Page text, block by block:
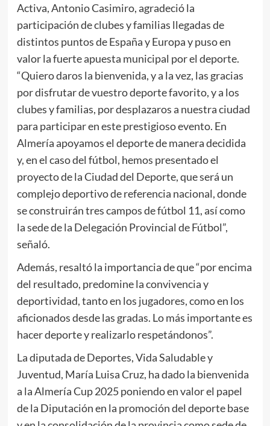
Activa, Antonio Casimiro, agradeció la
participación de clubes y familias llegadas de
distintos puntos de España y Europa y puso en
valor la fuerte apuesta municipal por el deporte.
“Quiero daros la bienvenida, y a la vez, las gracias
por disfrutar de vuestro deporte favorito, y a los
clubes y familias, por desplazaros a nuestra ciudad
para participar en este prestigioso evento. En
Almería apoyamos el deporte de manera decidida
y, en el caso del fútbol, hemos presentado el
proyecto de la Ciudad del Deporte, que será un
complejo deportivo de referencia nacional, donde
se construirán tres campos de fútbol 11, así como
la sede de la Delegación Provincial de Fútbol”,
señaló.
Además, resaltó la importancia de que “por encima
del resultado, predomine la convivencia y
deportividad, tanto en los jugadores, como en los
aficionados desde las gradas. Lo más importante es
hacer deporte y realizarlo respetándonos”.
La diputada de Deportes, Vida Saludable y
Juventud, María Luisa Cruz, ha dado la bienvenida
a la Almería Cup 2025 poniendo en valor el papel
de la Diputación en la promoción del deporte base